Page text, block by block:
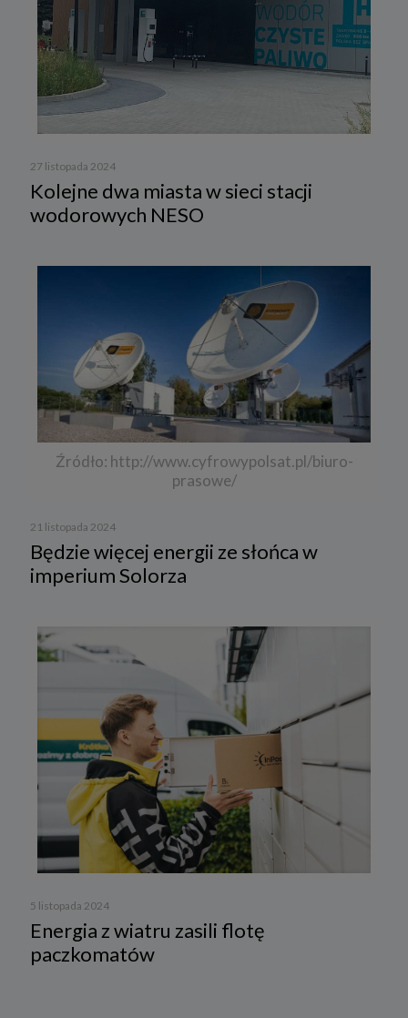
27 listopada 2024
Kolejne dwa miasta w sieci stacji
wodorowych NESO
Źródło: http://www.cyfrowypolsat.pl/biuro-
prasowe/
21 listopada 2024
Będzie więcej energii ze słońca w
imperium Solorza
5 listopada 2024
Energia z wiatru zasili flotę
paczkomatów